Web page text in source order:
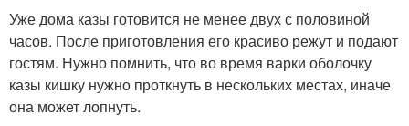
Уже дома казы готовится не менее двух с половиной
часов. После приготовления его красиво режут и подают
гостям. Нужно помнить, что во время варки оболочку
казы кишку нужно проткнуть в нескольких местах, иначе
она может лопнуть.